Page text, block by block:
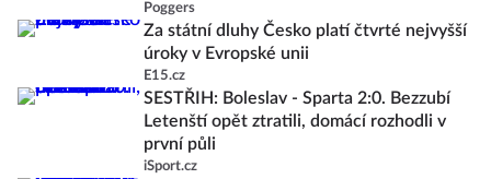
Poggers
Za státní dluhy Česko platí čtvrté nejvyšší
úroky v Evropské unii
E15.cz
SESTŘIH: Boleslav - Sparta 2:0. Bezzubí
Letenští opět ztratili, domácí rozhodli v
první půli
iSport.cz